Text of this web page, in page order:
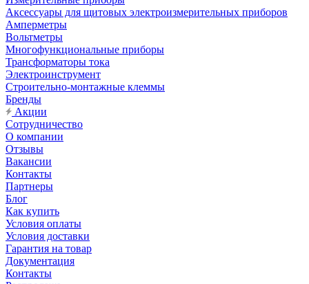
Аксессуары для щитовых электроизмерительных приборов
Амперметры
Вольтметры
Многофункциональные приборы
Трансформаторы тока
Электроинструмент
Строительно-монтажные клеммы
Бренды
Акции
Сотрудничество
О компании
Отзывы
Вакансии
Контакты
Партнеры
Блог
Как купить
Условия оплаты
Условия доставки
Гарантия на товар
Документация
Контакты